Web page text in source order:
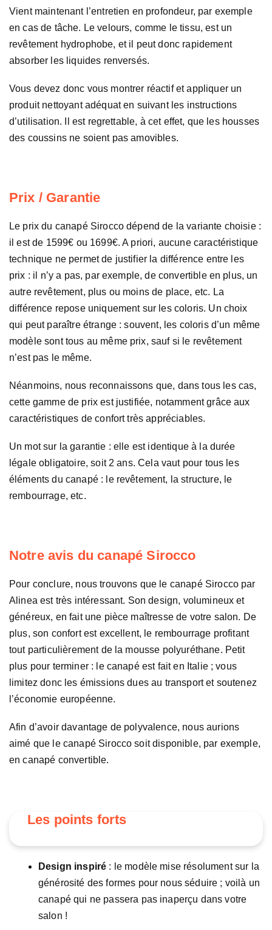
Vient maintenant l’entretien en profondeur, par exemple
en cas de tâche. Le velours, comme le tissu, est un
revêtement hydrophobe, et il peut donc rapidement
absorber les liquides renversés.
Vous devez donc vous montrer réactif et appliquer un
produit nettoyant adéquat en suivant les instructions
d’utilisation. Il est regrettable, à cet effet, que les housses
des coussins ne soient pas amovibles.
Prix / Garantie
Le prix du canapé Sirocco dépend de la variante choisie :
il est de 1599€ ou 1699€. A priori, aucune caractéristique
technique ne permet de justifier la différence entre les
prix : il n’y a pas, par exemple, de convertible en plus, un
autre revêtement, plus ou moins de place, etc. La
différence repose uniquement sur les coloris. Un choix
qui peut paraître étrange : souvent, les coloris d’un même
modèle sont tous au même prix, sauf si le revêtement
n’est pas le même.
Néanmoins, nous reconnaissons que, dans tous les cas,
cette gamme de prix est justifiée, notamment grâce aux
caractéristiques de confort très appréciables.
Un mot sur la garantie : elle est identique à la durée
légale obligatoire, soit 2 ans. Cela vaut pour tous les
éléments du canapé : le revêtement, la structure, le
rembourrage, etc.
Notre avis du canapé Sirocco
Pour conclure, nous trouvons que le canapé Sirocco par
Alinea est très intéressant. Son design, volumineux et
généreux, en fait une pièce maîtresse de votre salon. De
plus, son confort est excellent, le rembourrage profitant
tout particulièrement de la mousse polyuréthane. Petit
plus pour terminer : le canapé est fait en Italie ; vous
limitez donc les émissions dues au transport et soutenez
l’économie européenne.
Afin d’avoir davantage de polyvalence, nous aurions
aimé que le canapé Sirocco soit disponible, par exemple,
en canapé convertible.
Les points forts
Design inspiré : le modèle mise résolument sur la
générosité des formes pour nous séduire ; voilà un
canapé qui ne passera pas inaperçu dans votre
salon !